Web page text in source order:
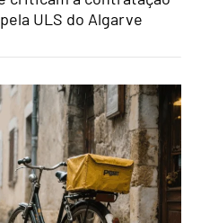
ULS do Algarve